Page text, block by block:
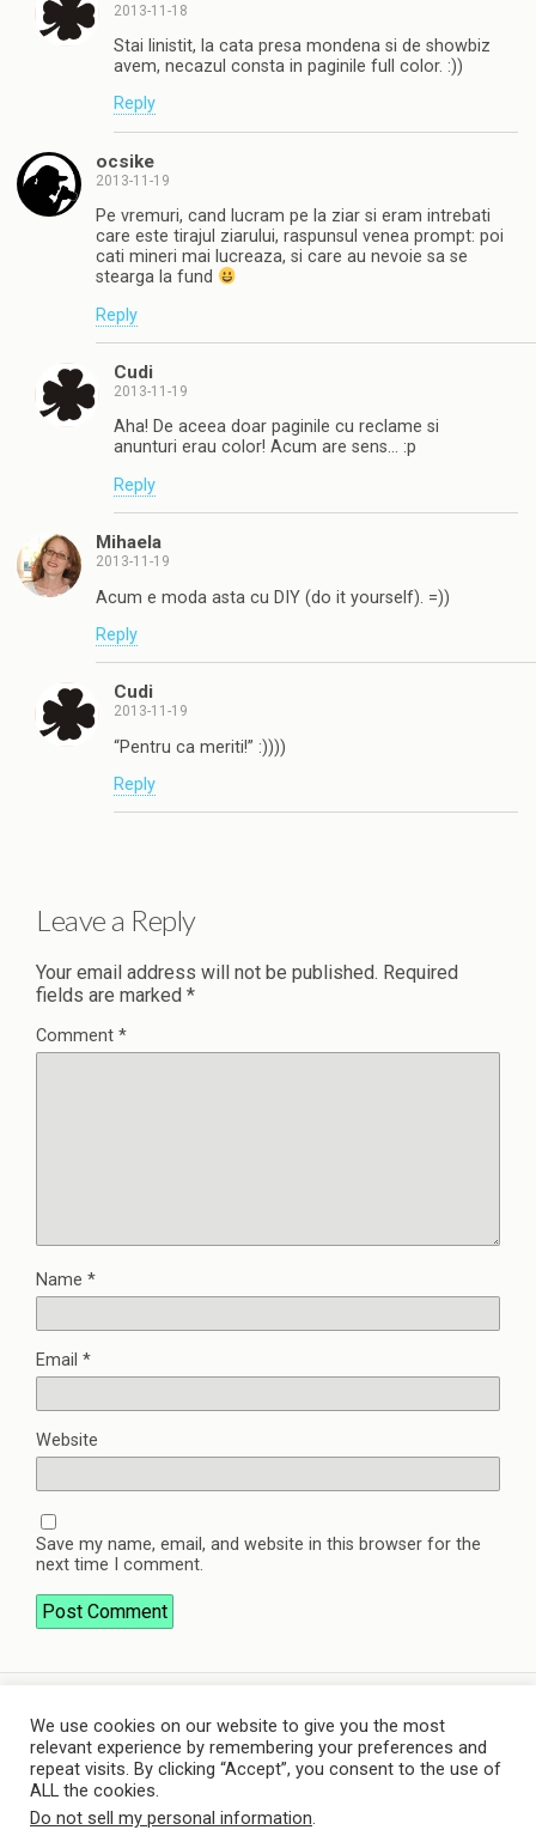
2013-11-18
Stai linistit, la cata presa mondena si de showbiz
avem, necazul consta in paginile full color. :))
Reply
ocsike
2013-11-19
Pe vremuri, cand lucram pe la ziar si eram intrebati
care este tirajul ziarului, raspunsul venea prompt: poi
cati mineri mai lucreaza, si care au nevoie sa se
stearga la fund
Reply
Cudi
2013-11-19
Aha! De aceea doar paginile cu reclame si
anunturi erau color! Acum are sens… :p
Reply
Mihaela
2013-11-19
Acum e moda asta cu DIY (do it yourself). =))
Reply
Cudi
2013-11-19
“Pentru ca meriti!” :))))
Reply
Leave a Reply
Your email address will not be published. Required
fields are marked *
Comment *
Name *
Email *
Website
Save my name, email, and website in this browser for the
next time I comment.
Back to top
Mobile
We use cookies on our website to give you the most
relevant experience by remembering your preferences and
repeat visits. By clicking “Accept”, you consent to the use of
ALL the cookies.
Do not sell my personal information.